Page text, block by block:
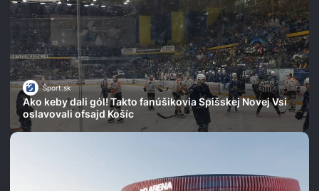
Šport.sk
Ako keby dali gól! Takto fanúšikovia Spišskej Novej Vsi
oslavovali ofsajd Košíc